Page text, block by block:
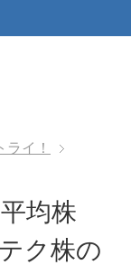
ライ！
均株
ク株の